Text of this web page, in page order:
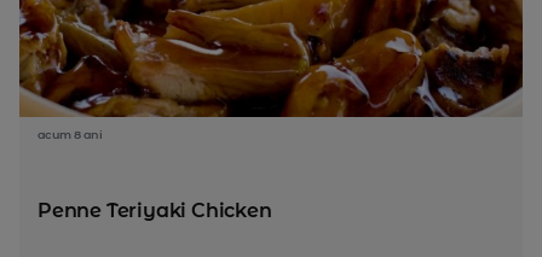
acum 8 ani
Penne Teriyaki Chicken